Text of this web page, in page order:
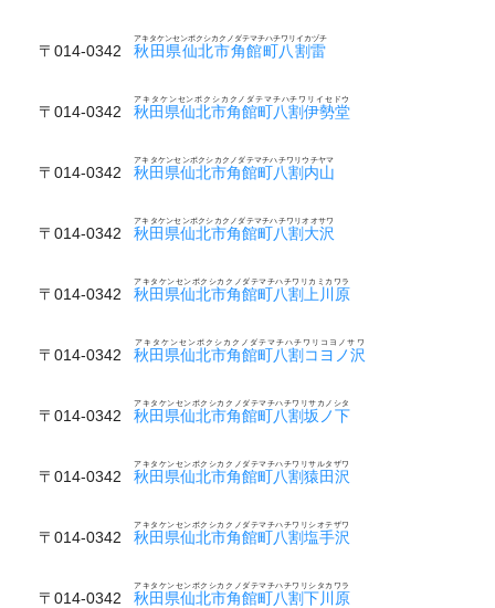
〒014-0342 秋田県仙北市角館町八割雷
アキタケンセンボクシカクノダテマチハチワリイカヅチ
〒014-0342 秋田県仙北市角館町八割伊勢堂
アキタケンセンボクシカクノダテマチハチワリイセドウ
〒014-0342 秋田県仙北市角館町八割内山
アキタケンセンボクシカクノダテマチハチワリウチヤマ
〒014-0342 秋田県仙北市角館町八割大沢
アキタケンセンボクシカクノダテマチハチワリオオサワ
〒014-0342 秋田県仙北市角館町八割上川原
アキタケンセンボクシカクノダテマチハチワリカミカワラ
〒014-0342 秋田県仙北市角館町八割コヨノ沢
アキタケンセンボクシカクノダテマチハチワリコヨノサワ
〒014-0342 秋田県仙北市角館町八割坂ノ下
アキタケンセンボクシカクノダテマチハチワリサカノシタ
〒014-0342 秋田県仙北市角館町八割猿田沢
アキタケンセンボクシカクノダテマチハチワリサルタザワ
〒014-0342 秋田県仙北市角館町八割塩手沢
アキタケンセンボクシカクノダテマチハチワリシオテザワ
〒014-0342 秋田県仙北市角館町八割下川原
アキタケンセンボクシカクノダテマチハチワリシタカワラ